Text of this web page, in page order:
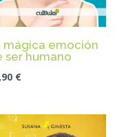
mágica emoción
ser humano
€